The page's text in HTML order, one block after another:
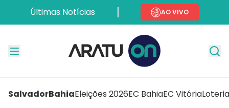
Últimas Notícias AO VIVO
SalvadorBahiaEleições 2026EC BahiaEC Vitória